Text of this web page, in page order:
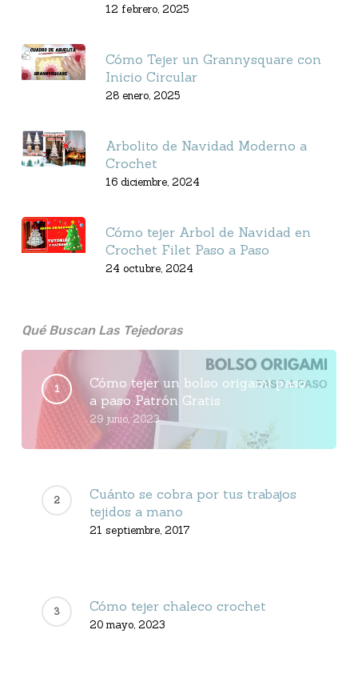
12 febrero, 2025
Cómo Tejer un Grannysquare con
Inicio Circular
28 enero, 2025
Arbolito de Navidad Moderno a
Crochet
16 diciembre, 2024
Cómo tejer Arbol de Navidad en
Crochet Filet Paso a Paso
24 octubre, 2024
Qué Buscan Las Tejedoras
Cómo tejer un bolso origami paso
a paso Patrón Gratis
29 junio, 2023
Cuánto se cobra por tus trabajos
tejidos a mano
21 septiembre, 2017
Cómo tejer chaleco crochet
20 mayo, 2023